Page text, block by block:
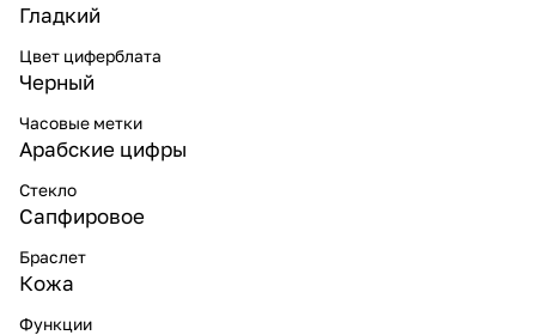
Гладкий
Цвет циферблата
Черный
Часовые метки
Арабские цифры
Стекло
Сапфировое
Браслет
Кожа
Функции